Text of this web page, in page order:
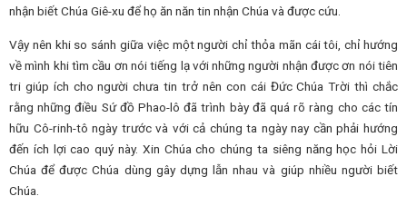
nhận biết Chúa Giê-xu để họ ăn năn tin nhận Chúa và được cứu.
Vậy nên khi so sánh giữa việc một người chỉ thỏa mãn cái tôi, chỉ hướng
về mình khi tìm cầu ơn nói tiếng lạ với những người nhận được ơn nói tiên
tri giúp ích cho người chưa tin trở nên con cái Đức Chúa Trời thì chắc
rằng những điều Sứ đồ Phao-lô đã trình bày đã quá rõ ràng cho các tín
hữu Cô-rinh-tô ngày trước và với cả chúng ta ngày nay cần phải hướng
đến ích lợi cao quý này. Xin Chúa cho chúng ta siêng năng học hỏi Lời
Chúa để được Chúa dùng gây dựng lẫn nhau và giúp nhiều người biết
Chúa.